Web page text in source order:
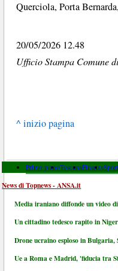
Querciola, Porta
20/05/2026 12.48
Ufficio Stampa Comune
^ inizio pagina
Primo pianoToscanaFinanzaSport
News di Topnews - ANSA.it
Media iraniano diffonde un video
Un cittadino tedesco rapito in
Drone ucraino esploso in
Ue a Roma e Madrid, 'fiducia tra